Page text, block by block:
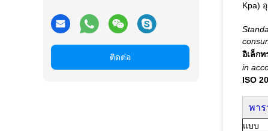
ติดต่อ
Kpa)
อิเล็ก
in
ISO
พาร
แบบ